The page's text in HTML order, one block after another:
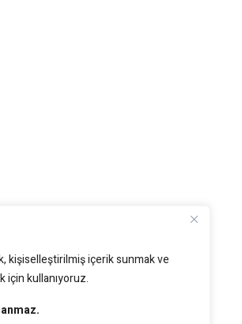
kişiselleştirilmiş içerik sunmak ve
için kullanıyoruz.